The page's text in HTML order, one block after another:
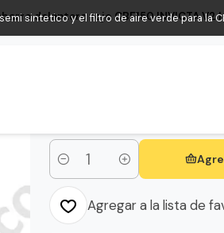
sintetico y el filtro de aire verde para la
delantero rojo CBF150 INVICTA V2
Tapabarro
Cantidad
Agregar a la lista de